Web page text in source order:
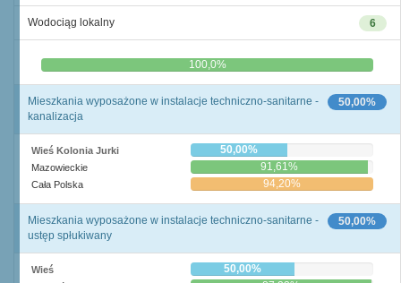
6
Wodociąg lokalny
0,0% 100,0%
50,00%
Mieszkania wyposażone w instalacje techniczno-sanitarne -
kanalizacja
Wieś Kolonia Jurki 50,00%
Mazowieckie 91,61%
Cała Polska 94,20%
50,00%
Mieszkania wyposażone w instalacje techniczno-sanitarne -
ustęp spłukiwany
Wieś 50,00%